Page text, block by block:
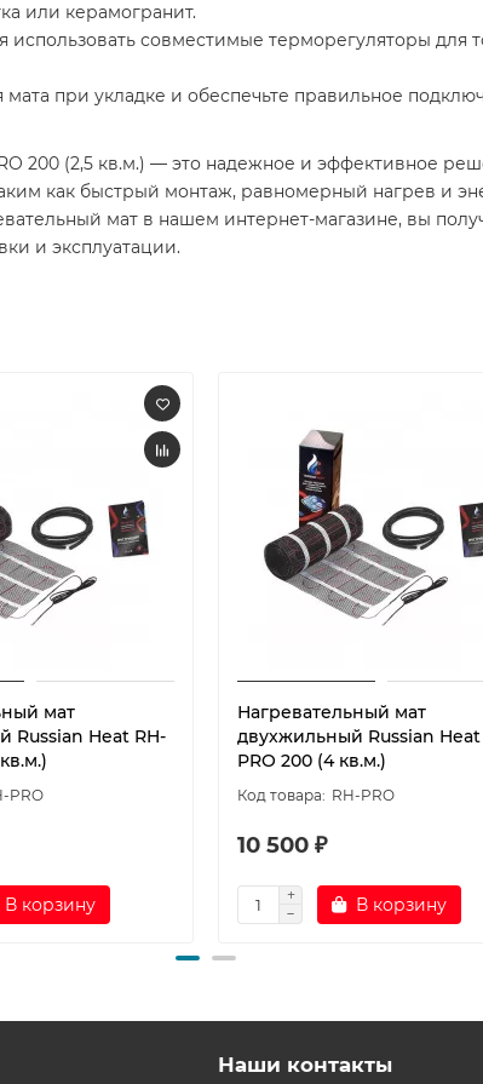
или керамогранит.​
использовать совместимые терморегуляторы для
при укладке и обеспечьте правильное
200 (2,5 кв.м.) — это надежное и эффективное
как быстрый монтаж, равномерный нагрев и
мат в нашем интернет-магазине, вы
и эксплуатации.
мат
Russian Heat RH-
PRO
В корзину
Нагревательный мат
двухжильный Russian Heat
PRO 200 (4 кв.м.)
RH-PRO
10 500 ₽
В корзину
Наши контакты